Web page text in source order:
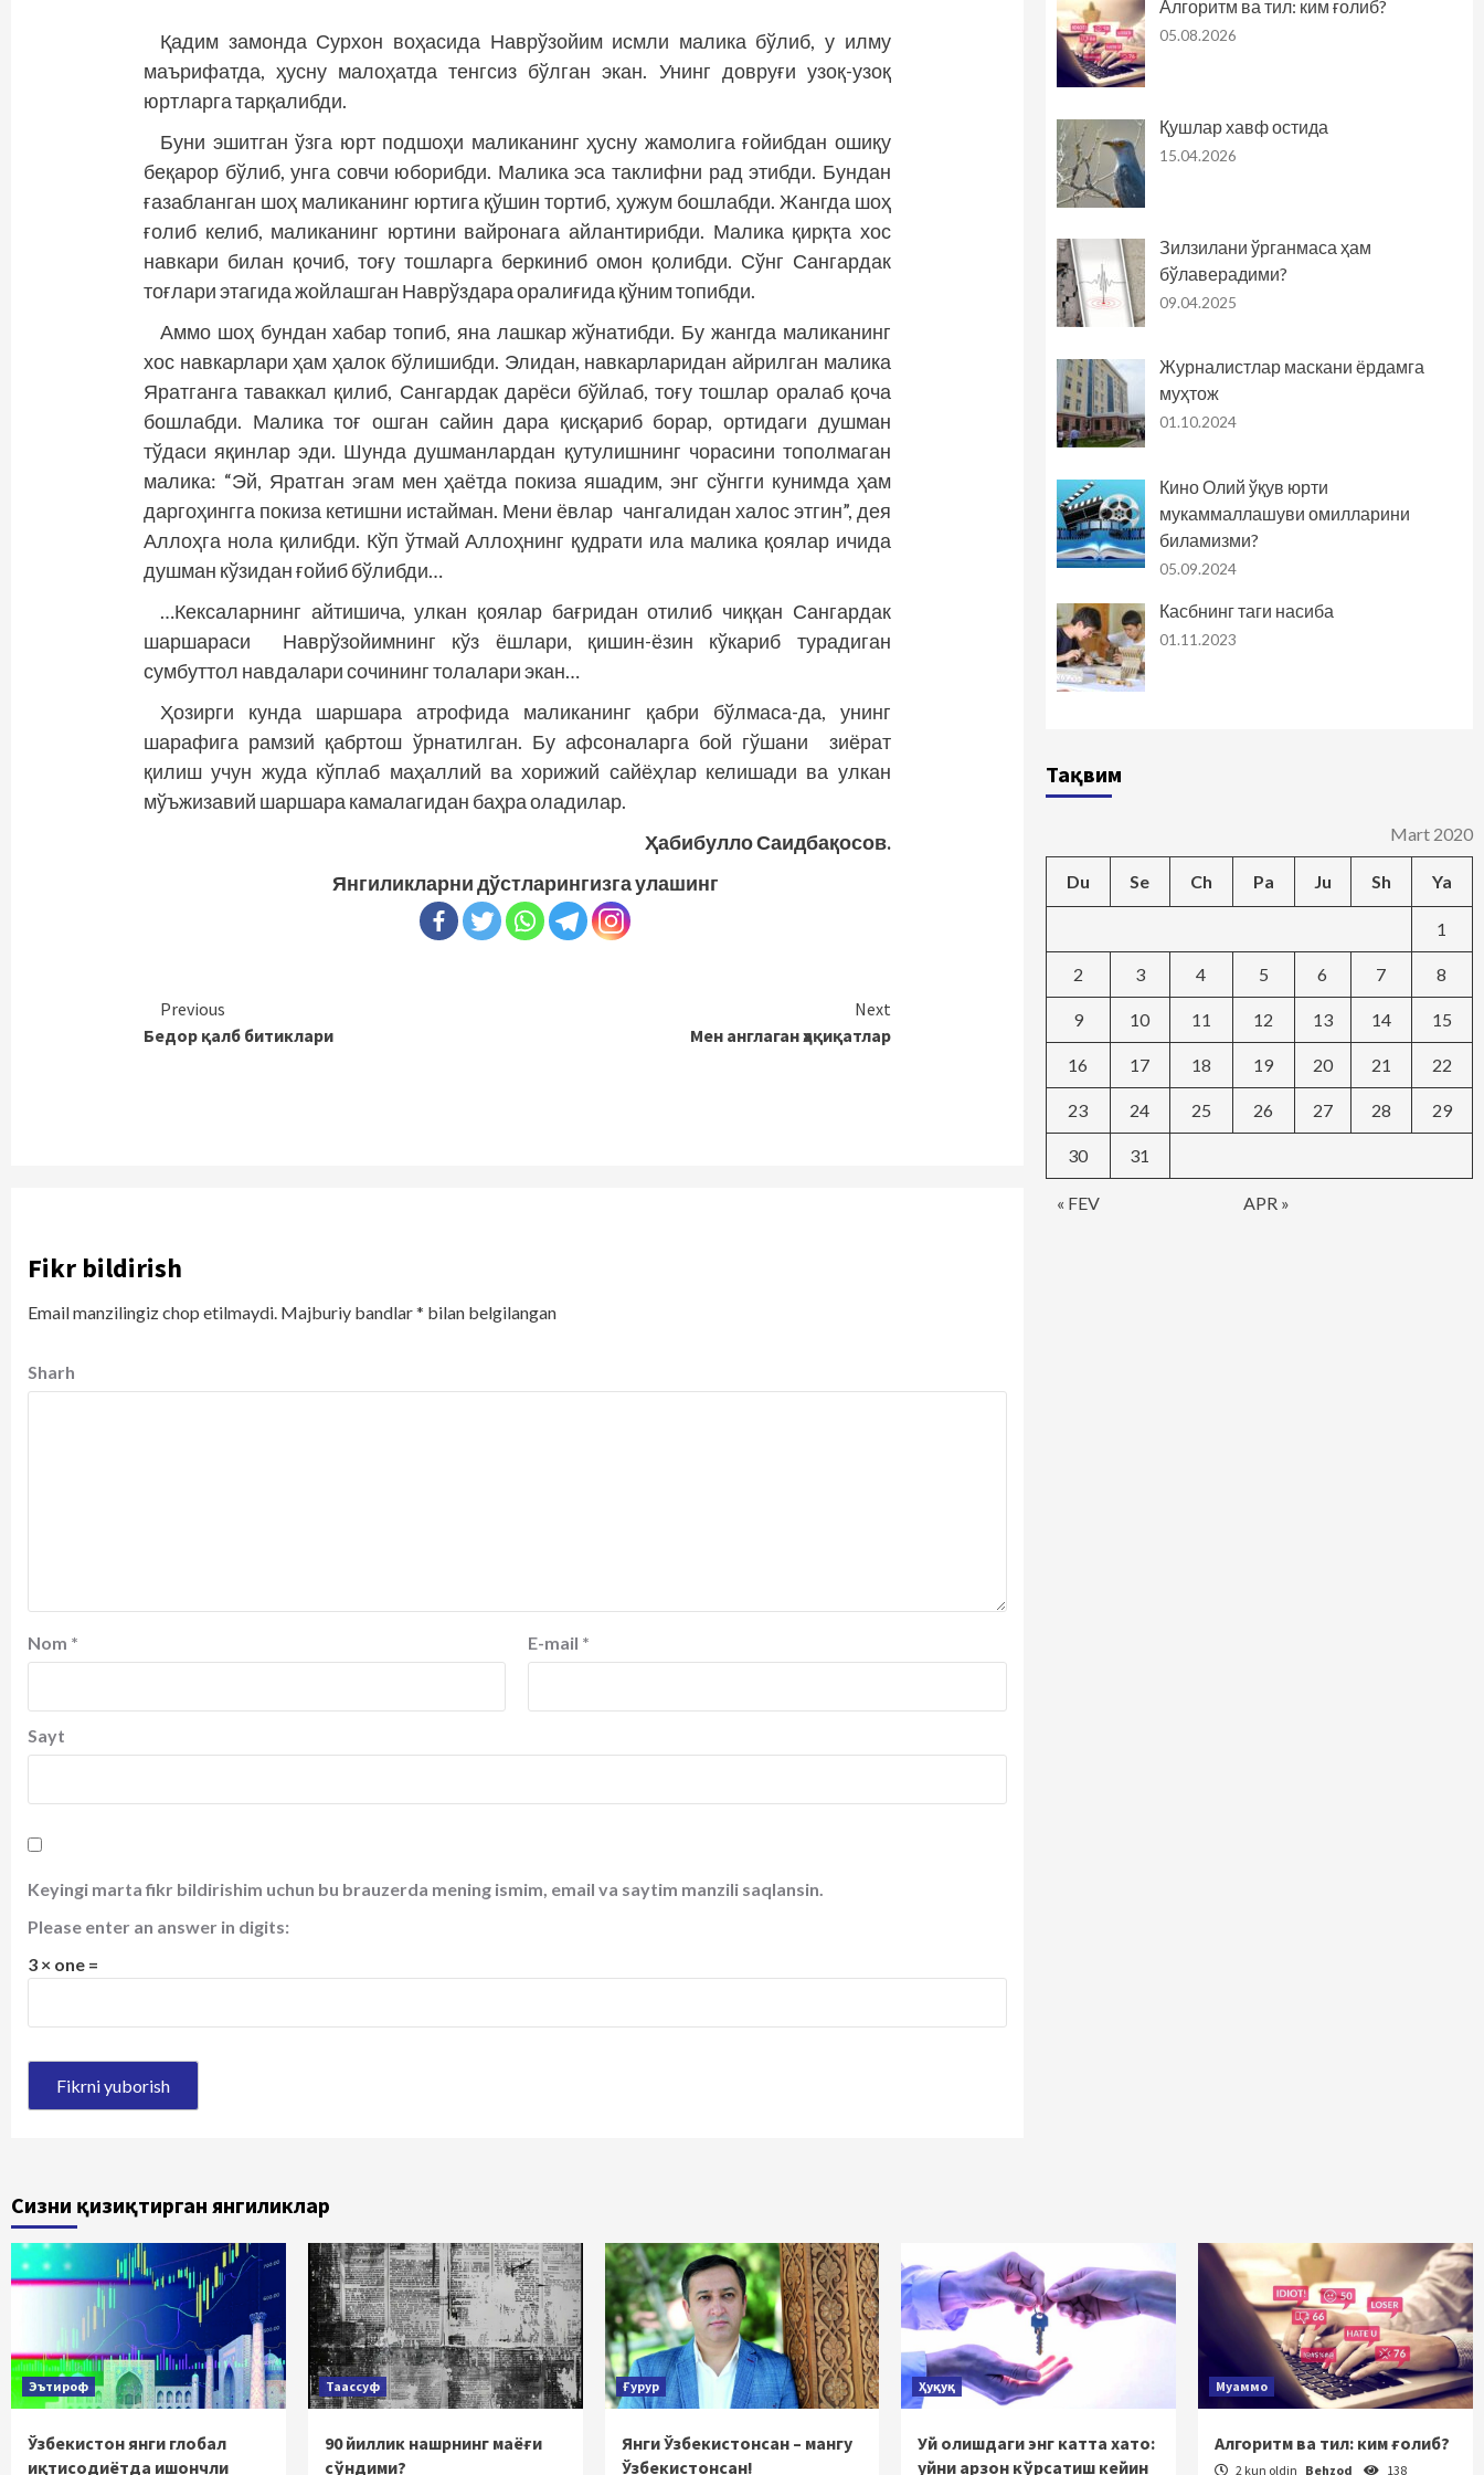
Қадим замонда Сурхон воҳасида Наврўзойим исмли малика бўлиб, у илму
маърифатда, ҳусну малоҳатда тенгсиз бўлган экан. Унинг довруғи узоқ-узоқ
юртларга тарқалибди.
Буни эшитган ўзга юрт подшоҳи маликанинг ҳусну жамолига ғойибдан ошиқу
беқарор бўлиб, унга совчи юборибди. Малика эса таклифни рад этибди. Бундан
ғазабланган шоҳ маликанинг юртига қўшин тортиб, ҳужум бошлабди. Жангда шоҳ
ғолиб келиб, маликанинг юртини вайронага айлантирибди. Малика қирқта хос
навкари билан қочиб, тоғу тошларга беркиниб омон қолибди. Сўнг Сангардак
тоғлари этагида жойлашган Наврўздара оралиғида қўним топибди.
Аммо шоҳ бундан хабар топиб, яна лашкар жўнатибди. Бу жангда маликанинг
хос навкарлари ҳам ҳалок бўлишибди. Элидан, навкарларидан айрилган малика
Яратганга таваккал қилиб, Сангардак дарёси бўйлаб, тоғу тошлар оралаб қоча
бошлабди. Малика тоғ ошган сайин дара қисқариб борар, ортидаги душман
тўдаси яқинлар эди. Шунда душманлардан қутулишнинг чорасини тополмаган
малика: “Эй, Яратган эгам мен ҳаётда покиза яшадим, энг сўнгги кунимда ҳам
даргоҳингга покиза кетишни истайман. Мени ёвлар чангалидан халос этгин”, дея
Аллоҳга нола қилибди. Кўп ўтмай Аллоҳнинг қудрати ила малика қоялар ичида
душман кўзидан ғойиб бўлибди…
…Кексаларнинг айтишича, улкан қоялар бағридан отилиб чиққан Сангардак
шаршараси Нав­рўзойимнинг кўз ёшлари, қишин-ёзин кўкариб турадиган
сумбуттол навдалари сочининг толалари экан…
Ҳозирги кунда шаршара атрофида маликанинг қабри бўлмаса-да, унинг
шарафига рамзий қабртош ўрнатилган. Бу афсоналарга бой гўшани зиёрат
қилиш учун жуда кўплаб маҳаллий ва хорижий сайёҳлар келишади ва улкан
мўъжизавий шаршара камалагидан баҳра оладилар.
Ҳабибулло Саидбақосов.
Янгиликларни дўстларингизга улашинг
Continue
Reading
Previous
Бедор қалб битиклари
Next
Мен англаган ҳақиқатлар
Fikr bildirish
Email manzilingiz chop etilmaydi. Majburiy bandlar* bilan belgilangan
Sharh
Nom * E-mail *
Sayt
Keyingi marta fikr bildirishim uchun bu brauzerda mening ismim, email va saytim manzili saqlansin.
Please enter an answer in digits:
3 × one =
Алгоритм ва тил: ким ғолиб?
05.08.2026
Қушлар хавф остида
15.04.2026
Зилзилани ўрганмаса ҳам
бўлаверадими?
09.04.2025
Журналистлар маскани ёрдамга
муҳтож
01.10.2024
Кино Олий ўқув юрти
мукаммаллашуви омилларини
биламизми?
05.09.2024
Касбнинг таги насиба
01.11.2023
Тақвим
Mart 2020
Du Se Ch Pa Ju Sh Ya
« FEV APR »
1
2 3 4 5 6 7 8
9 10 11 12 13 14 15
16 17 18 19 20 21 22
23 24 25 26 27 28 29
30 31
Сизни қизиқтирган янгиликлар
Эътироф
Ўзбекистон янги глобал
иқтисодиётда ишончли
Таассуф
90 йиллик нашрнинг маёғи
сўндими?
Ғурур
Янги Ўзбекистонсан – мангу
Ўзбекистонсан!
Ҳуқуқ
Уй олишдаги энг катта хато:
уйни арзон кўрсатиш кейин
Муаммо
Алгоритм ва тил: ким ғолиб?
2 kun oldin Behzod 138